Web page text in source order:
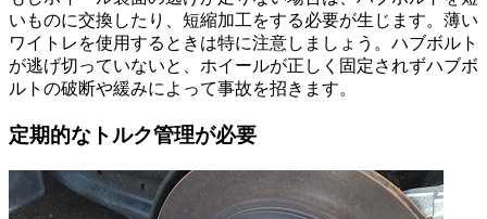
いものに交換したり、短縮加工をする必要が生じます。薄い
ワイトレを使用するときは特に注意しましょう。ハブボルト
が逃げ切っていないと、ホイールが正しく固定されずハブボ
ルトの破断や緩みによって事故を招きます。
定期的なトルク管理が必要